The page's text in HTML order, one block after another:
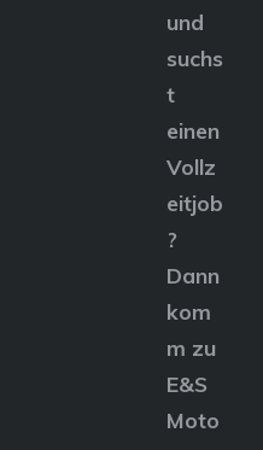
und
suchs
t
einen
Vollz
eitjob
?
Dann
kom
m zu
E&S
Moto